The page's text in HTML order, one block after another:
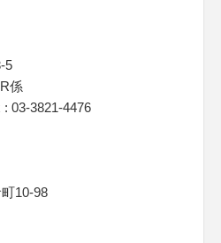
5
係
03-3821-4476
10-98